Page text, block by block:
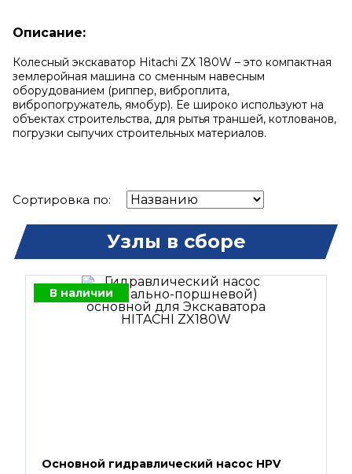
Описание:
Колесный экскаватор Hitachi ZX 180W – это компактная
землеройная машина со сменным навесным
оборудованием (риппер, виброплита,
вибропогружатель, ямобур). Ее широко используют на
объектах строительства, для рытья траншей, котлованов,
погрузки сыпучих строительных материалов.
Сортировка по:
Узлы в сборе
В наличии
Основной гидравлический насос HPV